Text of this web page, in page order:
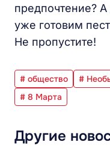
предпочтение?
уже готовим
Не пропустите!
# общество #
# 8 Марта
Другие